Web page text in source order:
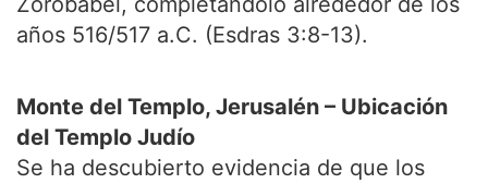
años 516/517 a.C. (Esdras 3:8-13).
Monte del Templo, Jerusalén – Ubicación
del Templo Judío
Se ha descubierto evidencia de que los